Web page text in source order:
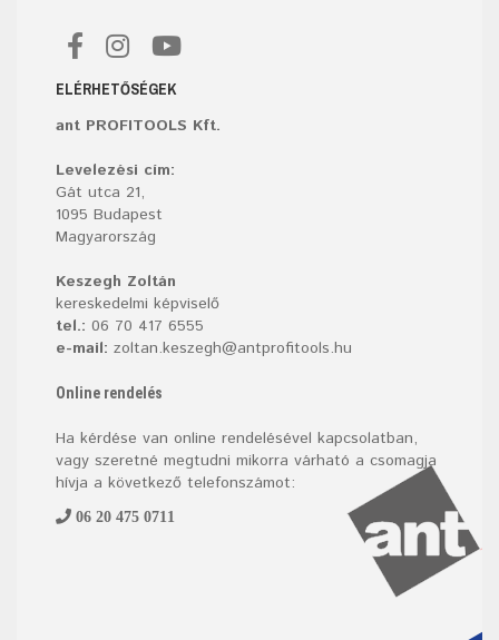
ELÉRHETŐSÉGEK
ant PROFITOOLS Kft.
Levelezési cím:
Gát utca 21,
1095 Budapest
Magyarország
Keszegh Zoltán
kereskedelmi képviselő
tel.: 06 70 417 6555
e-mail: zoltan.keszegh@antprofitools.hu
Online rendelés
Ha kérdése van online rendelésével kapcsolatban,
vagy szeretné megtudni mikorra várható a csomagja
hívja a következő telefonszámot:
06 20 475 0711